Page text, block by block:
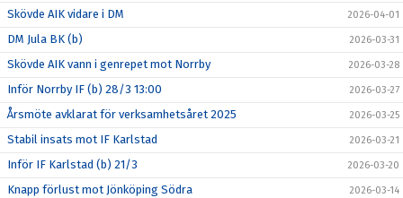
Skövde AIK vidare i DM 2026-04-01
DM Jula BK (b) 2026-03-31
Skövde AIK vann i genrepet mot Norrby 2026-03-28
Inför Norrby IF (b) 28/3 13:00 2026-03-27
Årsmöte avklarat för verksamhetsåret 2025 2026-03-25
Stabil insats mot IF Karlstad 2026-03-21
Inför IF Karlstad (b) 21/3 2026-03-20
Knapp förlust mot Jönköping Södra 2026-03-14